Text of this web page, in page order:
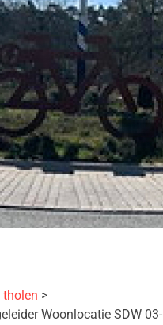
tholen
Woonlocatie SDW 03-